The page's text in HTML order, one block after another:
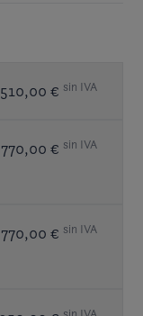
510,00 € sin IVA
770,00 € sin IVA
770,00 € sin IVA
sin IVA